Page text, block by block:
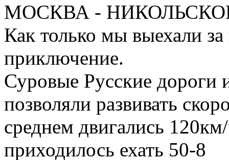
МОСКВА - НИКОЛЬСКОЕ
Как только мы выехали
приключение.
Суровые Русские дороги
позволяли развивать
среднем двигались
приходилось ехать 50-8